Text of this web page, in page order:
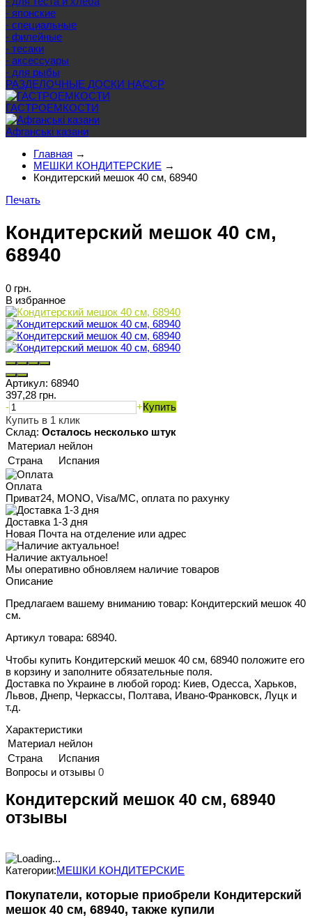
- японские
- специальные
- филейные
- тесаки
- аксессуары
- для рыбы
РАЗДЕЛОЧНЫЕ ДОСКИ HACCP
ГАСТРОЕМКОСТИ
Афганські казани
Главная →
МЕШКИ КОНДИТЕРСКИЕ →
Кондитерский мешок 40 см, 68940
Печать
Кондитерский мешок 40 см,
68940
0 грн.
В избранное
Артикул: 68940
397,28 грн.
-
+Купить
Купить в 1 клик
Склад: Осталось несколько штук
Материал нейлон
Страна
Испания
Оплата
Приват24, MONO, Visa/MC, оплата по рахунку
Доставка 1-3 дня
Новая Почта на отделение или адрес
Наличие актуальное!
Мы оперативно обновляем наличие товаров
Описание
Предлагаем вашему вниманию товар: Кондитерский мешок 40
см.
Артикул товара: 68940.
Чтобы купить Кондитерский мешок 40 см, 68940 положите его
в корзину и заполните обязательные поля.
Доставка по Украине в любой город: Киев, Одесса, Харьков,
Львов, Днепр, Черкассы, Полтава, Ивано-Франковск, Луцк и
т.д.
Характеристики
Материал нейлон
Страна
Испания
Вопросы и отзывы 0
Кондитерский мешок 40 см, 68940
отзывы
Категории:МЕШКИ КОНДИТЕРСКИЕ
Покупатели, которые приобрели Кондитерский
мешок 40 см, 68940, также купили